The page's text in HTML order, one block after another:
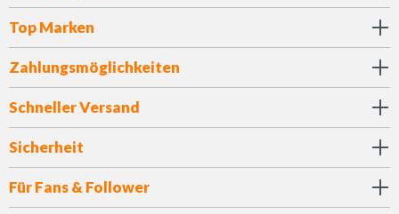
Top Marken
Zahlungsmöglichkeiten
Schneller Versand
Sicherheit
Für Fans & Follower